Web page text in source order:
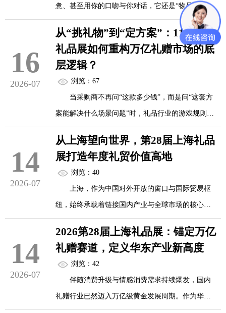
冲锋号。
这不仅是一场汇聚超800家源头展商与海量专业
买家的选品盛宴，更是一次重塑过亿礼赠市场新格
局的战略枢纽。
...
惫、甚至用你的口吻与你对话，它还是“物品”吗？
2026年11月，第28届上海国际礼品展即将揭
幕。在这场汇聚2800余家展商、展览面积突破10万
平方米的行业盛会上，一个清晰的信号已经发出：
AI不再只是礼品的“功能插件”，而正在成为礼物的
“灵魂”。
从“静态商品”到“有生命的陪伴者”
传统礼品的最大痛点是什么？超六成消费者坦
言曾收到闲置礼品——“鸡肋”感源于礼物的“...
16
2026-07
从“挑礼物”到“定方案”：11月上海
礼品展如何重构万亿礼赠市场的底
层逻辑？
浏览：67
当采购商不再问“这款多少钱”，而是问“这套方
案能解决什么场景问题”时，礼品行业的游戏规则已
经变了。
2026年11月10日至12日，第28届上海国际礼品
展将在新国际博览中心揭幕。与以往不同，这届展
会释放了一个清晰的信号：礼赠经济正从“挑货物”
全面转向“定方案”。
万亿市场的逻辑之变
数据是最好的注脚。中国礼物经济市场规模已
从2018年的8000亿元增至2025年的14498亿元，预计
14
2026-07
从上海望向世界，第28届上海礼品
展打造年度礼贸价值高地
浏览：40
上海，作为中国对外开放的窗口与国际贸易枢
纽，始终承载着链接国内产业与全球市场的核心使
命。在国内礼赠行业迈向万亿规模化发展、全球化
商贸融合提速的当下，2026第28届上海国际礼品、
文创产品及家居用品展览会重磅启幕。
展会立足上海国际化区位优势，跳出区域产业
局限，以全球视野布局礼贸新格局，整合海内外优
14
2026-07
2026第28届上海礼品展：锚定万亿
礼赠赛道，定义华东产业新高度
浏览：42
伴随消费升级与情感消费需求持续爆发，国内
礼赠行业已然迈入万亿级黄金发展周期。作为华东